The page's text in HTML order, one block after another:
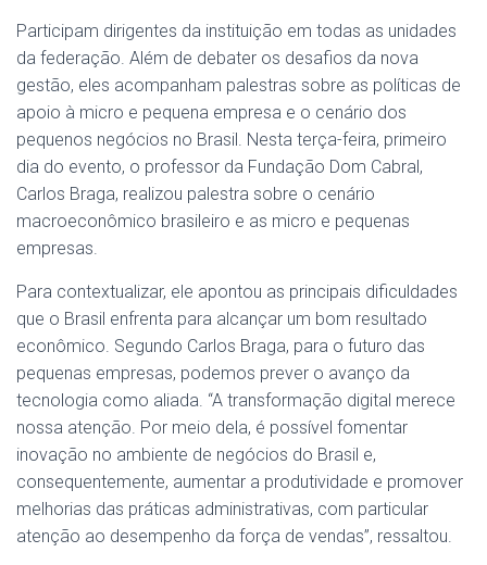
Participam dirigentes da instituição em todas as unidades
da federação. Além de debater os desafios da nova
gestão, eles acompanham palestras sobre as políticas de
apoio à micro e pequena empresa e o cenário dos
pequenos negócios no Brasil. Nesta terça-feira, primeiro
dia do evento, o professor da Fundação Dom Cabral,
Carlos Braga, realizou palestra sobre o cenário
macroeconômico brasileiro e as micro e pequenas
empresas.
Para contextualizar, ele apontou as principais dificuldades
que o Brasil enfrenta para alcançar um bom resultado
econômico. Segundo Carlos Braga, para o futuro das
pequenas empresas, podemos prever o avanço da
tecnologia como aliada. “A transformação digital merece
nossa atenção. Por meio dela, é possível fomentar
inovação no ambiente de negócios do Brasil e,
consequentemente, aumentar a produtividade e promover
melhorias das práticas administrativas, com particular
atenção ao desempenho da força de vendas”, ressaltou.